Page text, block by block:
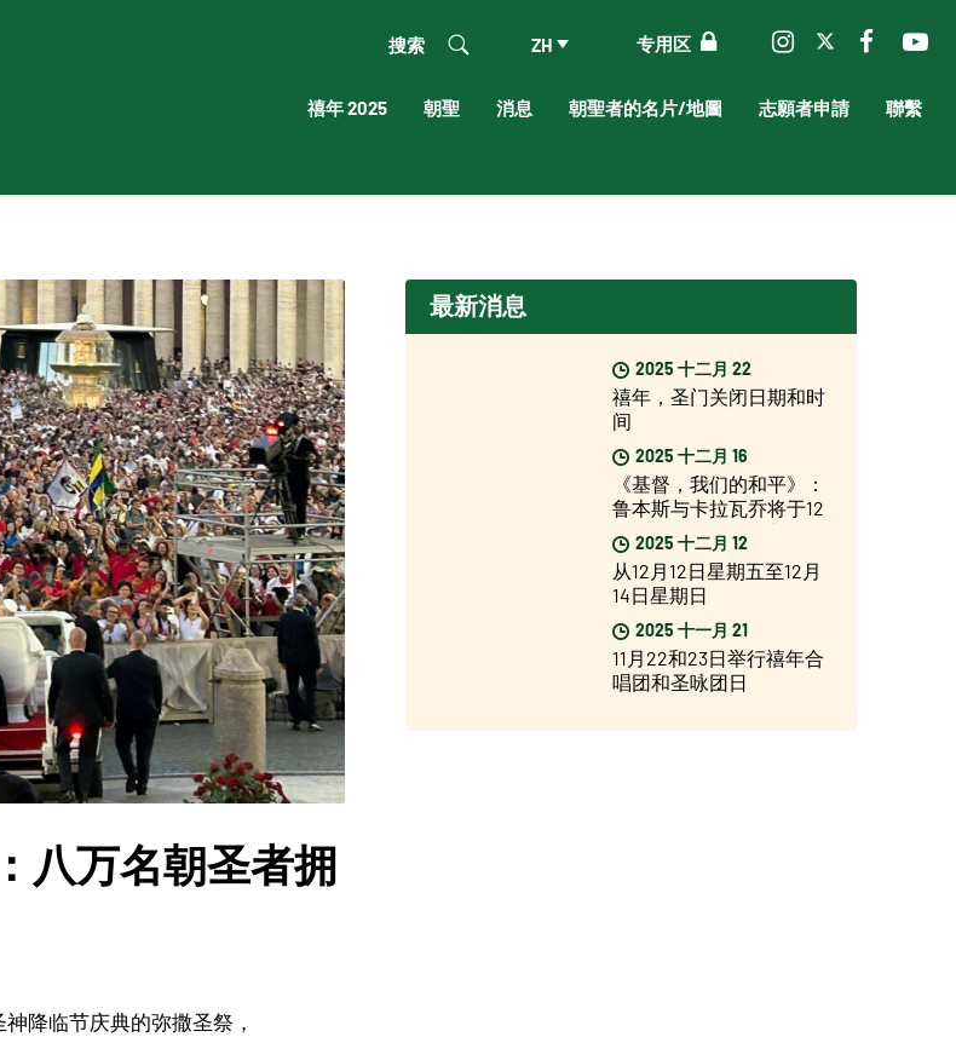
专用区
ZH
搜索
禧年 2025 朝聖 消息 朝聖者的名片/地圖 志願者申請 聯繫
八万名朝圣者拥
降临节庆典的弥撒圣祭，
最新消息
2025 十二月 22
禧年，圣门关闭日期和时
间
2025 十二月 16
《基督，我们的和平》：
鲁本斯与卡拉瓦乔将于12
月17日起在罗马展出
2025 十二月 12
从12月12日星期五至12月
14日星期日
2025 十一月 21
11月22和23日举行禧年合
唱团和圣咏团日